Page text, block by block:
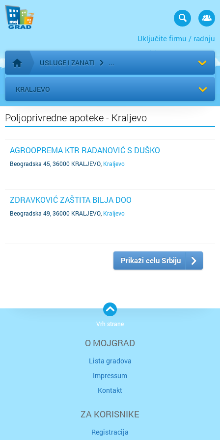
Uključite firmu / radnju
Početna stranica
USLUGE I ZANATI
KRALJEVO
Poljoprivredne apoteke - Kraljevo
AGROOPREMA KTR RADANOVIĆ S DUŠKO
Beogradska 45, 36000 KRALJEVO Kraljevo
ZDRAVKOVIĆ ZAŠTITA BILJA DOO
Beogradska 49, 36000 KRALJEVO Kraljevo
Prikaži celu Srbiju
O MOJGRAD
Lista gradova
Impressum
Kontakt
ZA KORISNIKE
Registracija
Vrh strane